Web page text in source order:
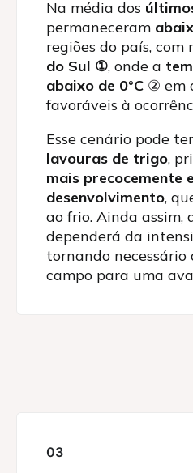
Na média dos
permaneceram
regiões do país,
do Sul ①, onde a
abaixo de 0°C ② em
favoráveis à
Esse cenário pode
lavouras de trigo,
mais precocemente
desenvolvimento,
ao frio. Ainda assim,
dependerá da
tornando
campo para uma
03